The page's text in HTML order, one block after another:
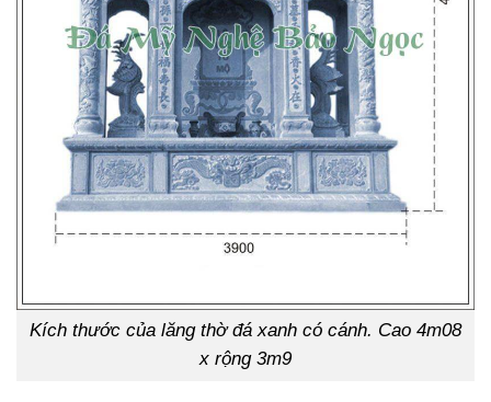
Kích thước của lăng thờ đá xanh có cánh. Cao 4m08
x rộng 3m9